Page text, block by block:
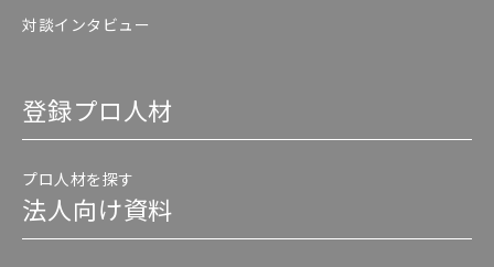
対談インタビュー
登録プロ人材
プロ人材を探す
法人向け資料